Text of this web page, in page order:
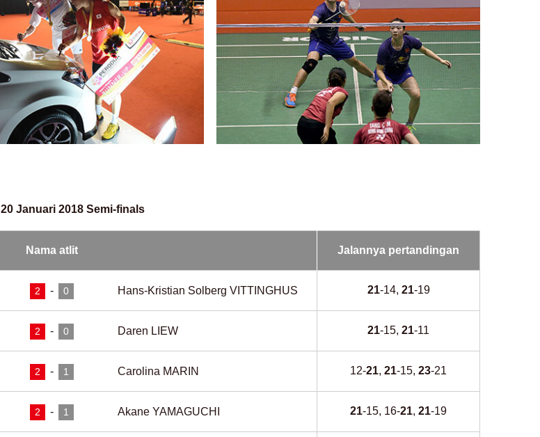
20 Januari 2018 Semi-finals
Nama atlit Jalannya pertandingan
2 - 0 Hans-Kristian Solberg VITTINGHUS 21-14, 21-19
2 - 0 Daren LIEW 21-15,21-11
2 - 1 Carolina MARIN 12-21,21-15,23-21
2 - 1 Akane YAMAGUCHI 21-15, 16-21,21-19